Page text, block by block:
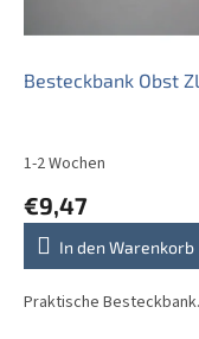
Besteckbank Obst
1-2 Wochen
€9,47
In den Warenkorb
Praktische Besteckbank.